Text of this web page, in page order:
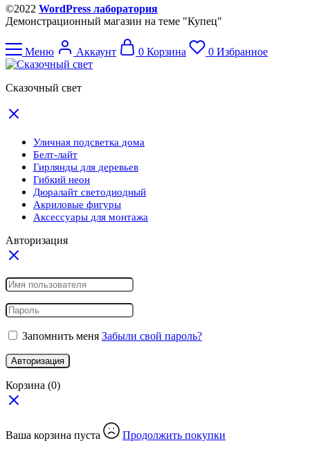
©2022 WordPress лаборатория
Демонстрационный магазин на теме "Купец"
Меню Аккаунт 0 Корзина 0 Избранное
Сказочный свет
Уличная подсветка дома
Белт-лайт
Гирлянды для деревьев
Гибкий неон
Дюралайт светодиодный
Акриловые фигуры
Аксессуары для монтажа
Авторизация
Запомнить меня Забыли свой пароль?
Авторизация
Корзина (0)
Ваша корзина пуста Продолжить покупки